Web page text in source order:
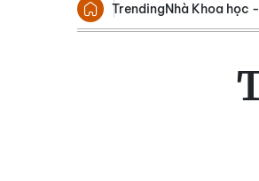
TrendingNhà Khoa học